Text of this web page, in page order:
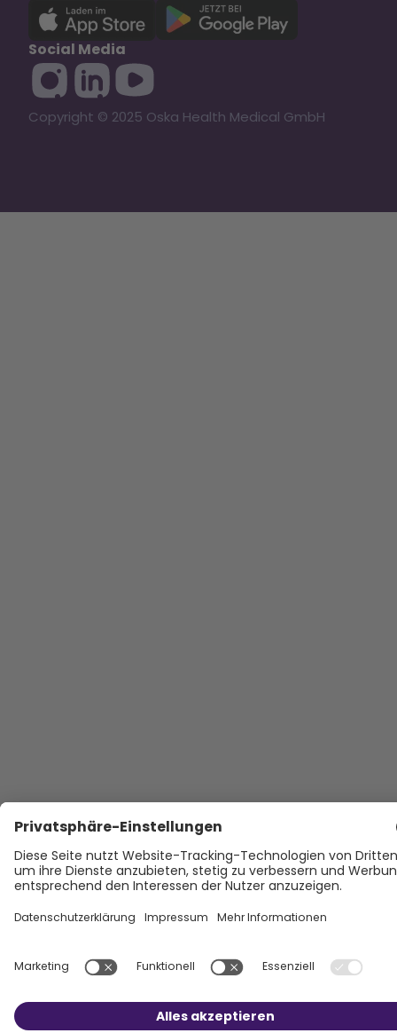
Social Media
Copyright © 2025 Oska Health Medical GmbH